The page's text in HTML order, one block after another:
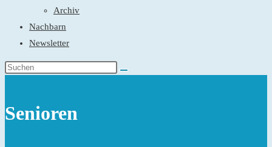
Archiv
Nachbarn
Newsletter
Senioren